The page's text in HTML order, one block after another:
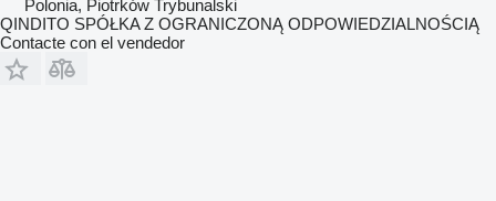
Polonia, Piotrków Trybunalski
QINDITO SPÓŁKA Z OGRANICZONĄ ODPOWIEDZIALNOŚCIĄ
Contacte con el vendedor